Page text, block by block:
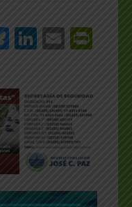
Bluesky
LinkedIn
Email